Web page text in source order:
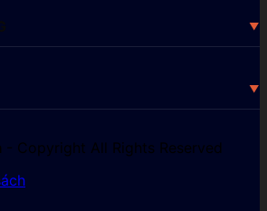
- Copyright All Rights Reserved